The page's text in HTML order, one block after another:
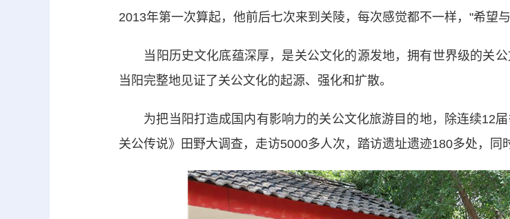
2013年第一次算起，他前后七次来到关陵，每次感觉都不一样，"希望
当阳历史文化底蕴深厚，是关公文化的源发地，拥有世界级的关公
当阳完整地见证了关公文化的起源、强化和扩散。
为把当阳打造成国内有影响力的关公文化旅游目的地，除连续12届
关公传说》田野大调查，走访5000多人次，踏访遗址遗迹180多处，同